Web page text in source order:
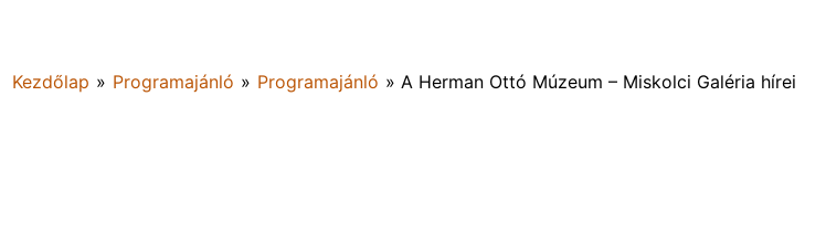
Kezdőlap » Programajánló » Programajánló » A Herman Ottó Múzeum – Miskolci Galéria hírei